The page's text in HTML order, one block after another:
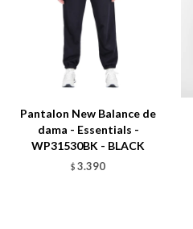
Pantalon New Balance de
dama - Essentials -
WP31530BK - BLACK
$ 3.390